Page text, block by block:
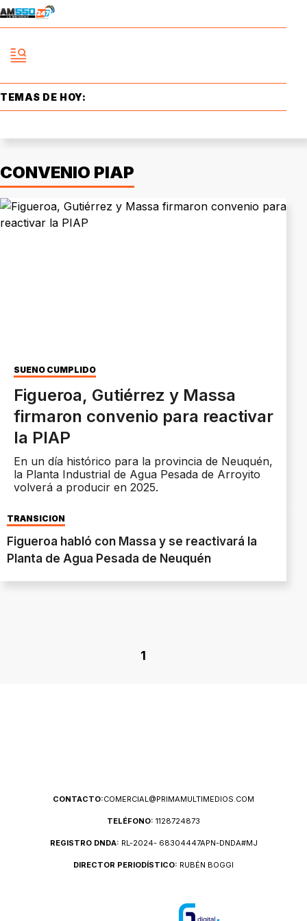
TEMAS DE HOY:
CONVENIO PIAP
SUEÑO CUMPLIDO
Figueroa, Gutiérrez y Massa
firmaron convenio para reactivar
la PIAP
En un día histórico para la provincia de Neuquén,
la Planta Industrial de Agua Pesada de Arroyito
volverá a producir en 2025.
TRANSICIÓN
Figueroa habló con Massa y se reactivará la
Planta de Agua Pesada de Neuquén
1
CONTACTO:COMERCIAL@PRIMAMULTIMEDIOS.COM
TELÉFONO: 1128724873
REGISTRO DNDA: RL-2024- 68304447APN-DNDA#MJ
DIRECTOR PERIODÍSTICO: RUBÉN BOGGI